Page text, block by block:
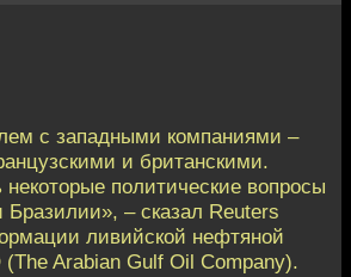
с западными компаниями –
и британскими.
политические вопросы
– сказал Reuters
ливийской нефтяной
Arabian Gulf Oil Company).